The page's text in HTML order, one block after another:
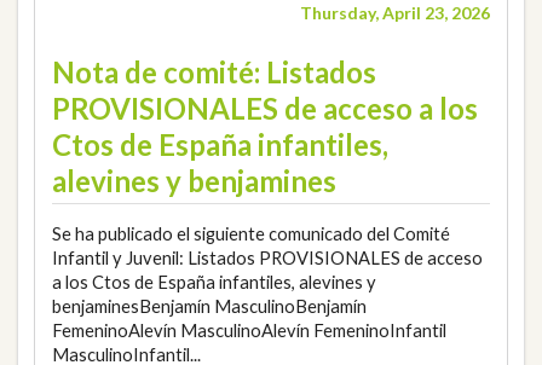
Thursday, April 23, 2026
Nota de comité: Listados
PROVISIONALES de acceso a los
Ctos de España infantiles,
alevines y benjamines
Se ha publicado el siguiente comunicado del Comité
Infantil y Juvenil: Listados PROVISIONALES de acceso
a los Ctos de España infantiles, alevines y
benjaminesBenjamín MasculinoBenjamín
FemeninoAlevín MasculinoAlevín FemeninoInfantil
MasculinoInfantil...